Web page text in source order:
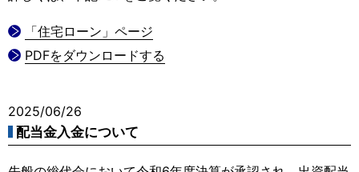
「住宅ローン」ページ
PDFをダウンロードする
2025/06/26
配当金入金について